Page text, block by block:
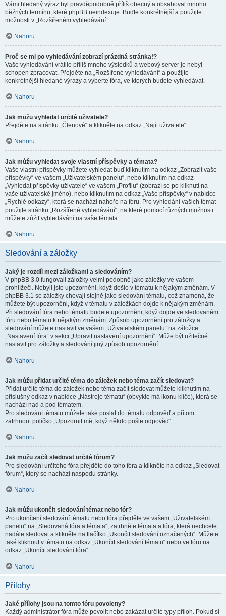
Vámi hledaný výraz byl pravděpodobně příliš obecný a obsahoval mnoho
běžných termínů, které phpBB neindexuje. Buďte konkrétnější a použijte
možnosti v „Rozšířeném vyhledávání“.
Nahoru
Proč se mi po vyhledávání zobrazí prázdná stránka!?
Vaše vyhledávání vrátilo příliš mnoho výsledků a webový server je nebyl
schopen zpracovat. Přejděte na „Rozšířené vyhledávání“ a použijte
konkrétnější hledané výrazy a vyberte fóra, ve kterých budete vyhledávat.
Nahoru
Jak můžu vyhledat určité uživatele?
Přejděte na stránku „Členové“ a klikněte na odkaz „Najít uživatele“.
Nahoru
Jak můžu vyhledat svoje vlastní příspěvky a témata?
Vaše vlastní příspěvky můžete vyhledat buď kliknutím na odkaz „Zobrazit vaše
příspěvky“ ve vašem „Uživatelském panelu“, nebo kliknutím na odkaz
„Vyhledat příspěvky uživatele“ ve vašem „Profilu“ (zobrazí se po kliknutí na
vaše uživatelské jméno), nebo kliknutím na odkaz „Vaše příspěvky“ v nabídce
„Rychlé odkazy“, která se nachází nahoře na fóru. Pro vyhledání vašich témat
použijte stránku „Rozšířené vyhledávání“, na které pomocí různých možnosti
můžete zúžit vyhledávání na vaše témata.
Nahoru
Sledování a záložky
Jaký je rozdíl mezi záložkami a sledováním?
V phpBB 3.0 fungovali záložky velmi podobně jako záložky ve vašem
prohlížeči. Nebyli jste upozorněni, když došlo v tématu k nějakým změnám. V
phpBB 3.1 se záložky chovají stejně jako sledování tématu, což znamená, že
můžete být upozorněni, když v tématu v záložkách dojde k nějakým změnám.
Při sledování fóra nebo tématu budete upozorněni, když dojde ve sledovaném
fóru nebo tématu k nějakým změnám. Způsob upozornění pro záložky a
sledování můžete nastavit ve vašem „Uživatelském panelu“ na záložce
„Nastavení fóra“ v sekci „Upravit nastavení upozornění“. Může být užitečné
nastavit pro záložky a sledování jiný způsob upozornění.
Nahoru
Jak můžu přidat určité téma do záložek nebo téma začít sledovat?
Přidat určité téma do záložek nebo téma začít sledovat můžete kliknutím na
příslušný odkaz v nabídce „Nástroje tématu“ (obvykle má ikonu klíče), která se
nachází nad a pod tématem.
Pro sledování tématu můžete také poslat do tématu odpověď a přitom
zatrhnout políčko „Upozornit mě, když někdo pošle odpověď“.
Nahoru
Jak můžu začít sledovat určité fórum?
Pro sledování určitého fóra přejděte do toho fóra a klikněte na odkaz „Sledovat
fórum“, který se nachází naspodu stránky.
Nahoru
Jak můžu ukončit sledování témat nebo fór?
Pro ukončení sledování tématu nebo fóra přejděte ve vašem „Uživatelském
panelu“ na „Sledovaná fóra a témata“, zatrhněte témata a fóra, která nechcete
nadále sledovat a klikněte na tlačítko „Ukončit sledování označených“. Můžete
také kliknout v tématu na odkaz „Ukončit sledování tématu“ nebo ve fóru na
odkaz „Ukončit sledování fóra“.
Nahoru
Přílohy
Jaké přílohy jsou na tomto fóru povoleny?
Každý administrátor fóra může povolit nebo zakázat určité typy příloh. Pokud si